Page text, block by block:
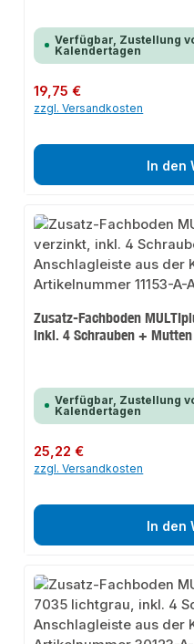
Verfügbar, Zustellung
Kalendertagen
Regulärer Preis:
19,75 €
zzgl. Versandkosten
In den
Zusatz-Fachboden
inkl. 4 Schrauben +
Verfügbar, Zustellung
Kalendertagen
Regulärer Preis:
25,22 €
zzgl. Versandkosten
In den